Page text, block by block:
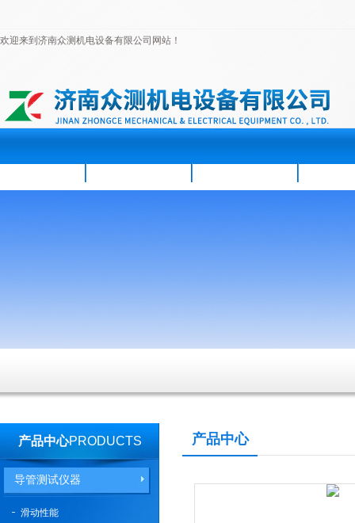
欢迎来到济南众测机电设备有限公司网站！
产品中心PRODUCTS
导管测试仪器
滑动性能
产品中心